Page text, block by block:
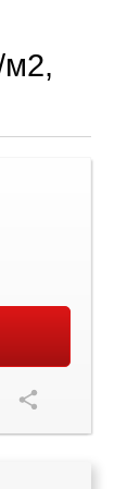
м2,